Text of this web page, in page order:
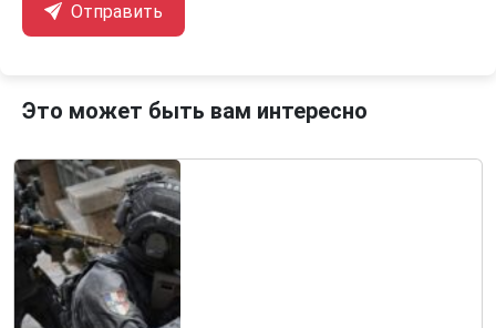
Отправить
Это может быть вам интересно